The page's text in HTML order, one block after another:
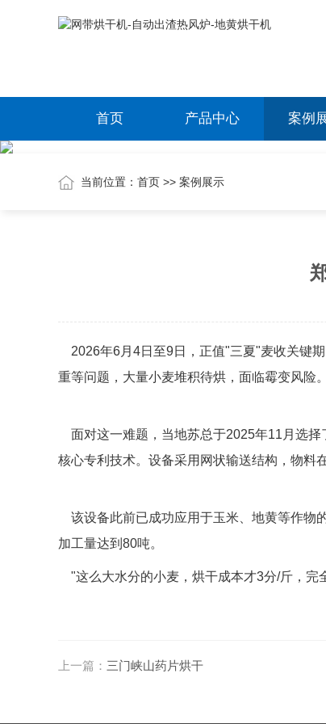
首页 产品中心 案例
当前位置： 首页 >> 案例展示
2026年6月4日至9日，正值"三夏"麦收关键
重等问题，大量小麦堆积待烘，面临霉变风险。
面对这一难题，当地苏总于2025年11月选择
核心专利技术。设备采用网状输送结构，物料
该设备此前已成功应用于玉米、地黄等作物
加工量达到80吨。
"这么大水分的小麦，烘干成本才3分/斤，完
上一篇： 三门峡山药片烘干